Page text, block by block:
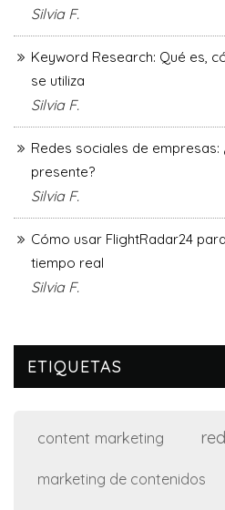
Silvia F.
Keyword Research: Qué es,
se utiliza
Silvia F.
Redes sociales de
presente?
Silvia F.
Cómo usar FlightRadar24
tiempo real
Silvia F.
ETIQUETAS
content marketing
marketing de contenidos